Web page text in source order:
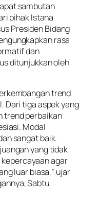
sambutan
pihak Istana
Presiden Bidang
rasa
dan
ditunjukkan oleh
trend
Dari tiga aspek yang
trend perbaikan
Modal
sangat baik.
yang tidak
agar
luar biasa,” ujar
Sabtu